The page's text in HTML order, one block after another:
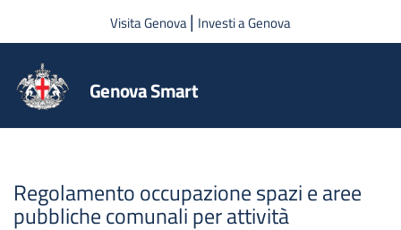
Salta al contenuto principale
Visita Genova| Investi a Genova
Genova Smart
Regolamento occupazione spazi e aree
pubbliche comunali per attività